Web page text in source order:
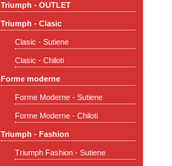
Triumph - OUTLET
Triumph - Clasic
Clasic - Sutiene
Clasic - Chiloti
Forme moderne
Forme Moderne - Sutiene
Forme Moderne - Chiloti
Triumph - Fashion
Triumph Fashion - Sutiene